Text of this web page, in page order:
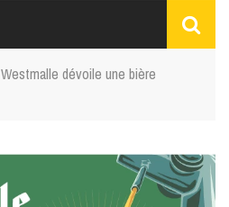
Westmalle dévoile une bière